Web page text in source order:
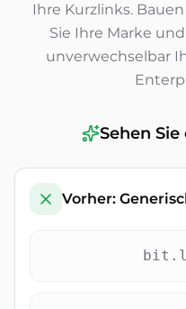
Ihre Kurzlinks.
Sie Ihre Marke
unverwechselbar
Sehen
Vorher: